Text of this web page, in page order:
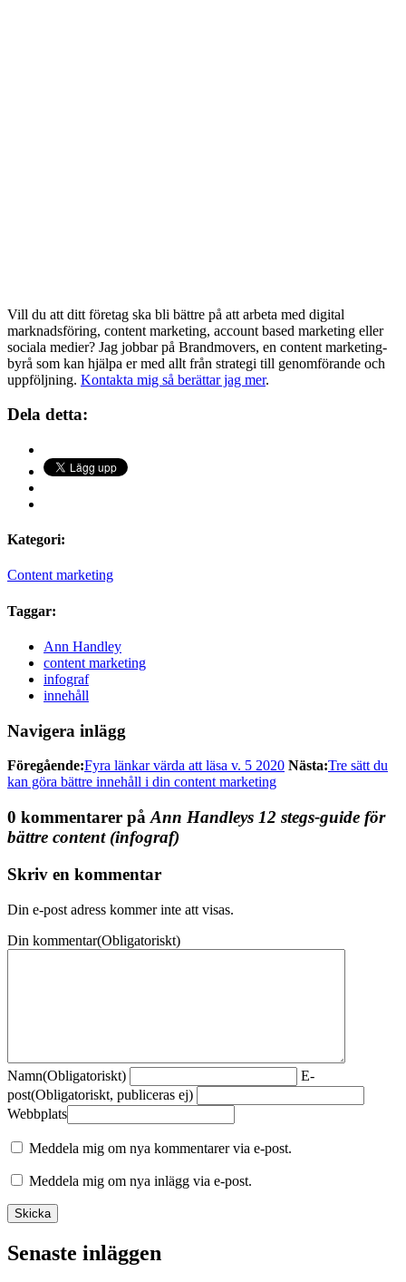
Vill du att ditt företag ska bli bättre på att arbeta med digital
marknadsföring, content marketing, account based marketing eller
sociala medier? Jag jobbar på Brandmovers, en content marketing-
byrå som kan hjälpa er med allt från strategi till genomförande och
uppföljning. Kontakta mig så berättar jag mer.
Dela detta:
Kategori:
Content marketing
Taggar:
Ann Handley
content marketing
infograf
innehåll
Navigera inlägg
Föregående:Fyra länkar värda att läsa v. 5 2020 Nästa:Tre sätt du
kan göra bättre innehåll i din content marketing
0 kommentarer på Ann Handleys 12 stegs-guide för
bättre content (infograf)
Skriv en kommentar
Din e-post adress kommer inte att visas.
Din kommentar(Obligatoriskt)
Namn(Obligatoriskt)
E-
post(Obligatoriskt, publiceras ej)
Webbplats
Meddela mig om nya kommentarer via e-post.
Meddela mig om nya inlägg via e-post.
Senaste inläggen